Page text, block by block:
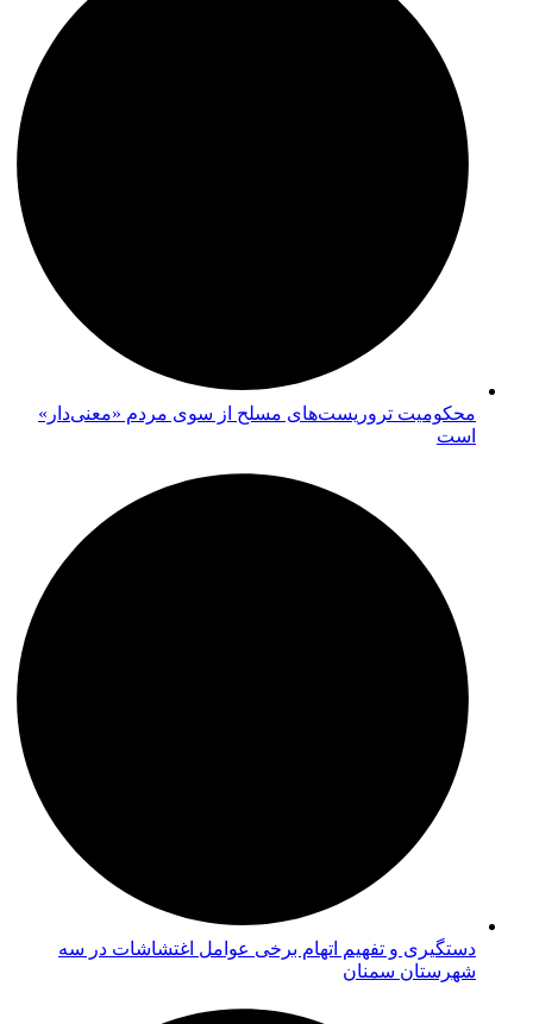
محکومیت تروریست‌های مسلح از سوی مردم «معنی‌دار»
است
دستگیری و تفهیم اتهام برخی عوامل اغتشاشات در سه
شهرستان سمنان